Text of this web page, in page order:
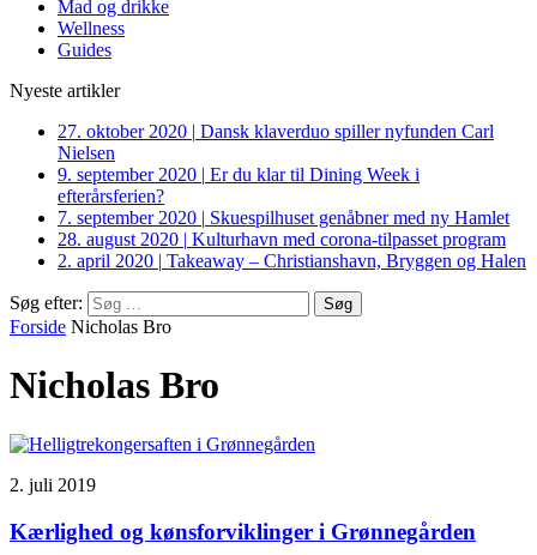
Mad og drikke
Wellness
Guides
Nyeste artikler
27. oktober 2020 | Dansk klaverduo spiller nyfunden Carl
Nielsen
9. september 2020 | Er du klar til Dining Week i
efterårsferien?
7. september 2020 | Skuespilhuset genåbner med ny Hamlet
28. august 2020 | Kulturhavn med corona-tilpasset program
2. april 2020 | Takeaway – Christianshavn, Bryggen og Halen
Søg efter:
Forside Nicholas Bro
Nicholas Bro
2. juli 2019
Kærlighed og kønsforviklinger i Grønnegården